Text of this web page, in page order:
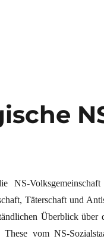
NS-
Täterschaft und
Überblick über
vom NS-